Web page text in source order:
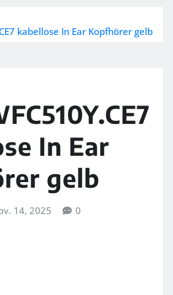
kabellose In Ear Kopfhörer gelb
In Ear
gelb
14, 2025 0